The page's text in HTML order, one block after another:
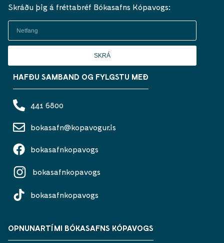
Skráðu þig á fréttabréf Bókasafns Kópavogs:
SKRÁ
HAFÐU SAMBAND OG FYLGSTU MEÐ
441 6800
bokasafn@kopavogur.is
bokasafnkopavogs
bokasafnkopavogs
bokasafnkopavogs
OPNUNARTÍMI BÓKASAFNS KÓPAVOGS